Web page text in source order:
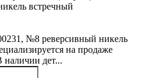
встречный
№8 реверсивный никель
на продаже
наличии дет...